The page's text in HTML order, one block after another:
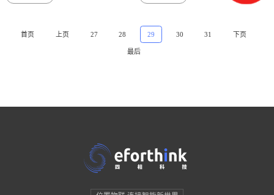
字模型，对位置信号数据进行精密计算
慑、阻挡、报警、安全”等作用在煤矿安
首页 上页 27 28 29 30 31 下页
最后